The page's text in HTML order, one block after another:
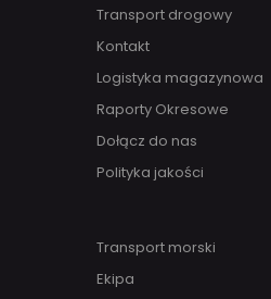
Transport drogowy
Kontakt
Logistyka magazynowa
Raporty Okresowe
Dołącz do nas
Polityka jakości
Transport morski
Ekipa